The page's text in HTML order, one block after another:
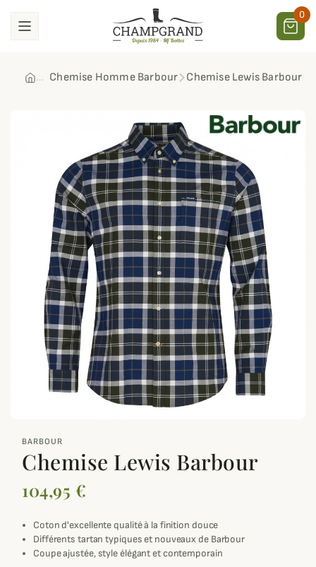
0
Chemise Homme Barbour Chemise Lewis Barbour
BARBOUR
Chemise Lewis Barbour
104,95 €
Coton d'excellente qualité à la finition douce
Différents tartan typiques et nouveaux de Barbour
Coupe ajustée, style élégant et contemporain